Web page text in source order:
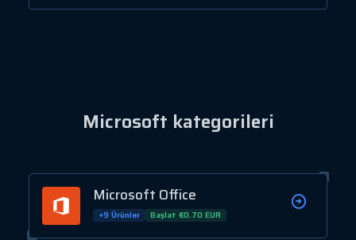
Microsoft kategorileri
Microsoft Office
+9 Ürünler Başlat €0.70 EUR